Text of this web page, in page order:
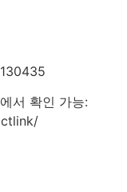
서 확인 가능: